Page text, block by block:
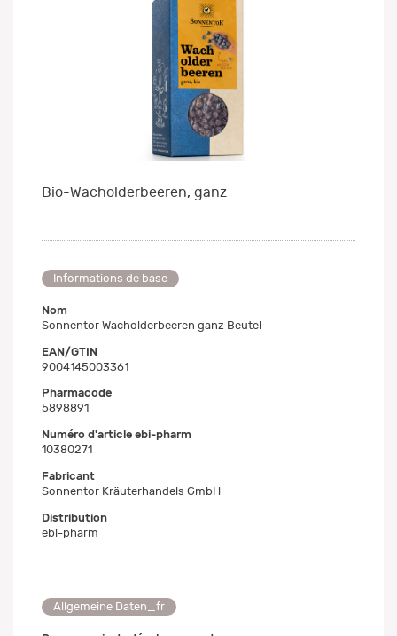
Bio-Wacholderbeeren, ganz
Informations de base
Nom
Sonnentor Wacholderbeeren ganz Beutel
EAN/GTIN
9004145003361
Pharmacode
5898891
Numéro d'article ebi-pharm
10380271
Fabricant
Sonnentor Kräuterhandels GmbH
Distribution
ebi-pharm
Allgemeine Daten_fr